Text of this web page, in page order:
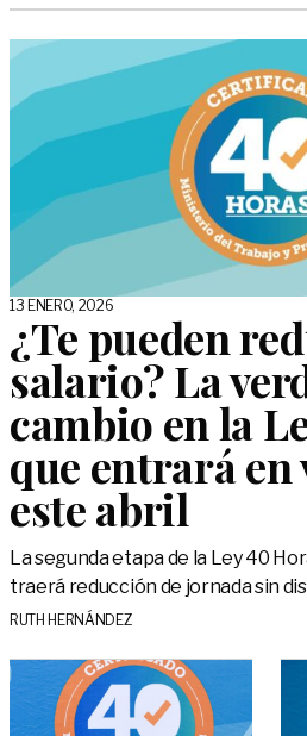
13 ENERO, 2026
¿Te pueden
salario? La
cambio en la
que entrará en
este abril
La segunda etapa de la Ley 40
traerá reducción de jornada sin
RUTH HERNÁNDEZ